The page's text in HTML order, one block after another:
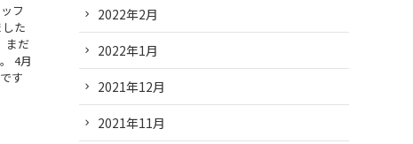
フ
た
まだ
4月
す
2022年2月
2022年1月
2021年12月
2021年11月